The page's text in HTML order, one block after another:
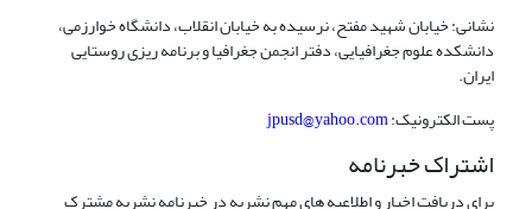
نشانی: خیابان شهید مفتح، نرسیده به خیابان انقلاب، دانشگاه خوارزمی،
دانشکده علوم جغرافیایی، دفتر انجمن جغرافیا و برنامه ریزی روستایی
ایران.
پست الکترونیک:jpusd@yahoo.com
اشتراک خبرنامه
برای دریافت اخبار و اطلاعیه های مهم نشریه در خبرنامه نشریه مشترک